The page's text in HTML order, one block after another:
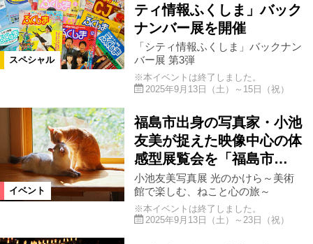
スペシャル
ティ情報ふくしま」バック
ナンバー展を開催
「シティ情報ふくしま」バックナン
バー展 第3弾
※本イベントは終了しました。
2025年9月13日（土）～15日（祝）
イベント
福島市出身の写真家・小池
友美が捉えた映像中心の体
感型展覧会を「福島市…
小池友美写真展 光のかけら～美術
館で楽しむ、ねこと心の旅～
※本イベントは終了しました。
2025年9月13日（土）～23日（祝）